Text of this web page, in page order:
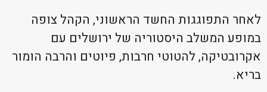
לאחר התפוגגות החשד הראשוני, הקהל צופה
במופע המשלב היסטוריה של ירושלים עם
אקרובטיקה, להטוטי חרבות, פיוטים והרבה הומור
בריא.